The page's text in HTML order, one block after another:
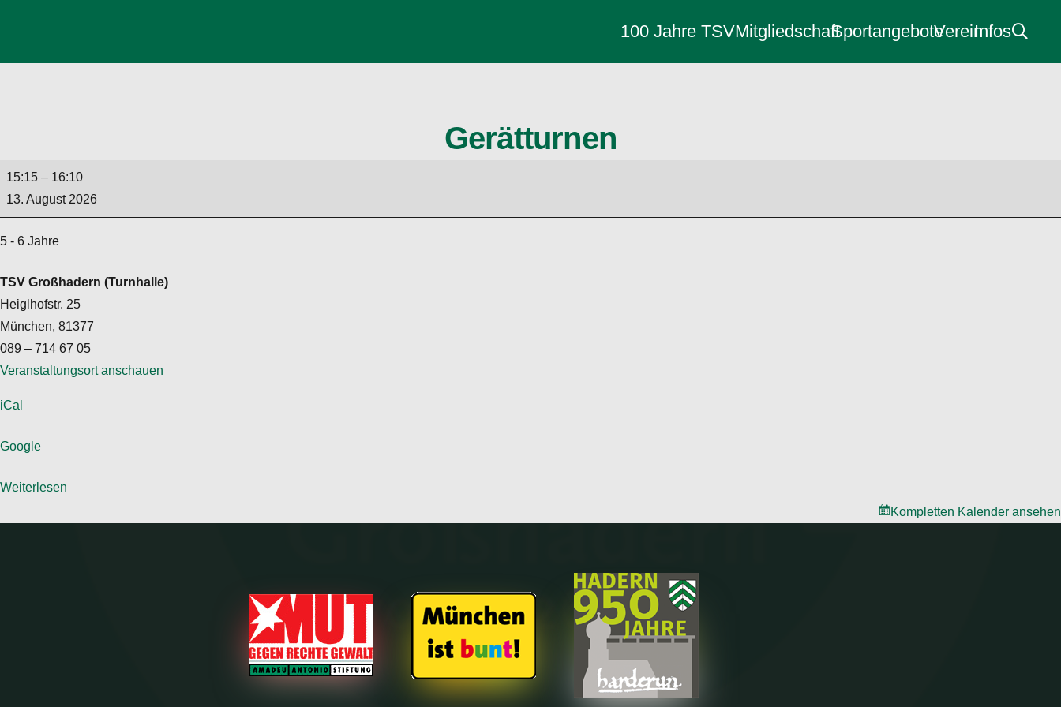
100 Jahre TSVMitgliedschaftSportangeboteVereinInfos
Gerätturnen
Gerätturnen
15:15 – 16:10
13. August 2026
5 - 6 Jahre
TSV Großhadern (Turnhalle)
Heiglhofstr. 25
München, 81377
089 – 714 67 05
Veranstaltungsort anschauen
iCal
Google
Weiterlesen
Kompletten Kalender ansehen